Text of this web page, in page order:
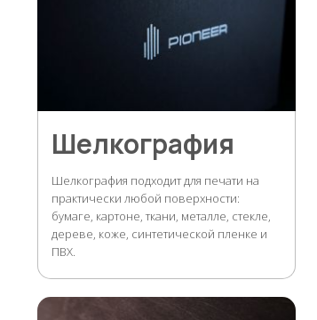
Шелкография
Шелкография подходит для печати на
практически любой поверхности:
бумаге, картоне, ткани, металле, стекле,
дереве, коже, синтетической пленке и
ПВХ.